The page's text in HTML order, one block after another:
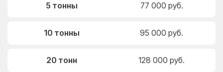
5 тонны 77 000 руб.
10 тонны 95 000 руб.
20 тонн 128 000 руб.